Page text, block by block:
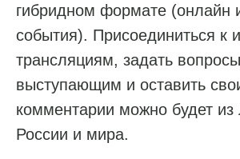
гибридном формате (онлайн
события). Присоединиться к
трансляциям, задать вопросы
выступающим и оставить
комментарии можно будет из
России и мира.